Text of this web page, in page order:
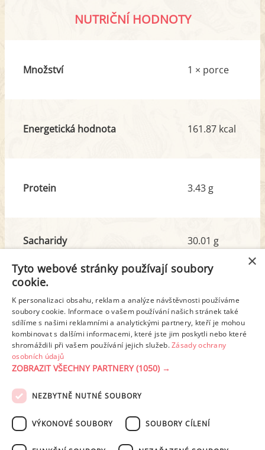
NUTRIČNÍ HODNOTY
Množství 1 × porce
Energetická hodnota 161.87 kcal
Protein 3.43 g
Sacharidy
z toho cukr
30.01 g
1.61 g
Tuk
z toho nas. mastné kyseliny
2.19 g
0.20 g
Detailní rozpis
PODMÍNKY UŽITÍ ZÁSADY OCHRANY OSOBNÍCH ÚDAJŮ
NASTAVENÍ COOKIES
×
Tyto webové stránky používají soubory
cookie.
K personalizaci obsahu, reklam a analýze návštěvnosti používáme
soubory cookie. Informace o vašem používání našich stránek také
sdílíme s našimi reklamními a analytickými partnery, kteří je mohou
kombinovat s dalšími informacemi, které jste jim poskytli nebo které
shromáždili při vašem používání jejich služeb.Zásady ochrany
osobních údajů
ZOBRAZIT VŠECHNY PARTNERY(1050) →
NEZBYTNĚ NUTNÉ SOUBORY
VÝKONOVÉ SOUBORY SOUBORY CÍLENÍ